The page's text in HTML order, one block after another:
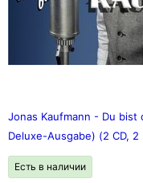
Jonas Kaufmann - Du
Deluxe-Ausgabe) (2 CD, 2
Есть в наличии